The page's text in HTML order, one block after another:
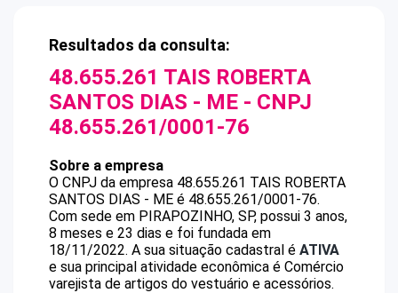
Resultados da consulta:
48.655.261 TAIS ROBERTA
SANTOS DIAS - ME - CNPJ
48.655.261/0001-76
Sobre a empresa
O CNPJ da empresa 48.655.261 TAIS ROBERTA
SANTOS DIAS - ME é 48.655.261/0001-76.
Com sede em PIRAPOZINHO, SP, possui 3 anos,
8 meses e 23 dias e foi fundada em
18/11/2022. A sua situação cadastral é ATIVA
e sua principal atividade econômica é Comércio
varejista de artigos do vestuário e acessórios.